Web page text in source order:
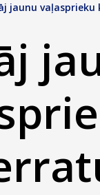
jaunu vaļasprieku